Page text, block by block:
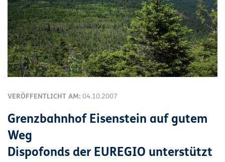
VERÖFFENTLICHT AM: 04.10.2007
Grenzbahnhof Eisenstein auf gutem
Weg
Dispofonds der EUREGIO unterstützt